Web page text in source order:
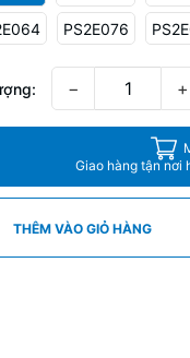
PS2E076
− +
Giao hàng tận nơi
THÊM VÀO GIỎ HÀNG